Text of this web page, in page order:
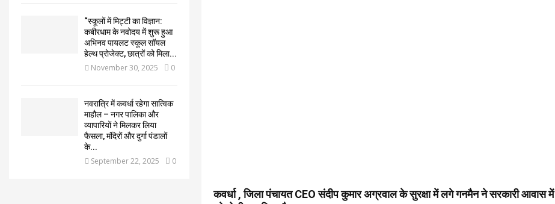
कवर्धा , जिला पंचायत CEO संदीप कुमार अग्रवाल के सुरक्षा में लगे गनमैन ने सरकारी
“स्कूलों में मिट्टी का विज्ञान:
कबीरधाम के नवोदय में शुरू हुआ
अभिनव पायलट स्कूल सॉयल
हेल्थ प्रोजेक्ट, छात्रों को मिला...
November 30, 2025 0
नवरात्रि में कवर्धा रहेगा सात्विक
माहौल – नगर पालिका और
व्यापारियों ने मिलकर लिया
फैसला, मंदिरों और दुर्गा पंडालों
के...
September 22, 2025 0